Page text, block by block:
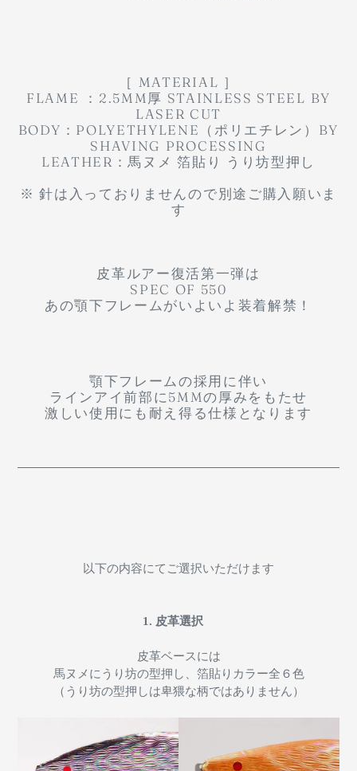
［ MATERIAL ］
FLAME ：2.5MM厚 STAINLESS STEEL BY
LASER CUT
BODY：POLYETHYLENE（ポリエチレン）BY
SHAVING PROCESSING
LEATHER：馬ヌメ 箔貼り うり坊型押し
※ 針は入っておりませんので別途ご購入願いま
す
皮革ルアー復活第一弾は
SPEC OF 550
あの顎下フレームがいよいよ装着解禁！
顎下フレームの採用に伴い
ラインアイ前部に5MMの厚みをもたせ
激しい使用にも耐え得る仕様となります
以下の内容にてご選択いただけます
1. 皮革選択
皮革ベースには
馬ヌメにうり坊の型押し、箔貼りカラー全６色
（うり坊の型押しは卑猥な柄ではありません）